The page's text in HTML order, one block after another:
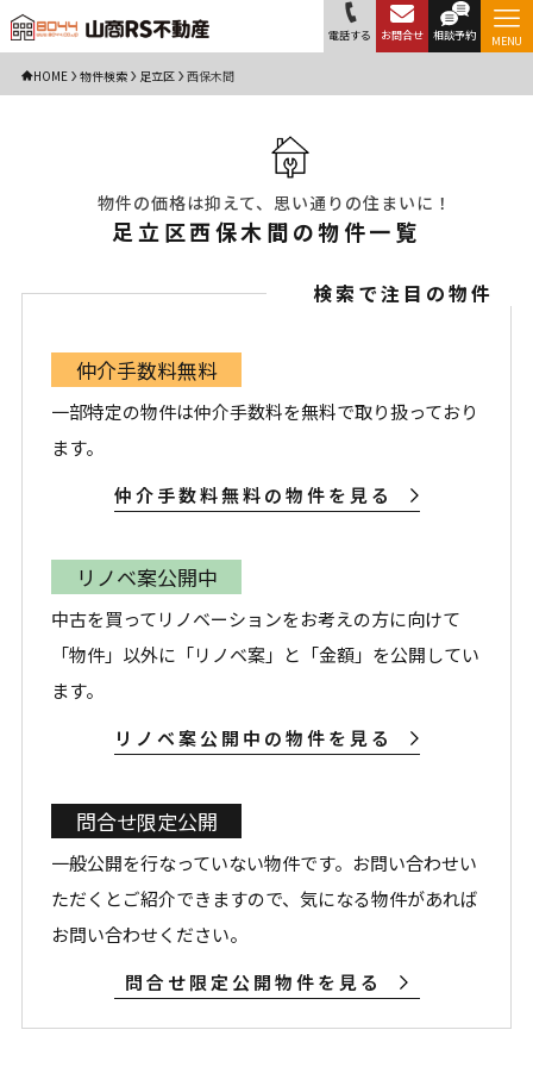
電話する お問合せ 相談予約 MENU
HOME 物件検索 足立区 西保木間
物件の価格は抑えて、思い通りの住まいに！
足立区西保木間の物件一覧
検索で注目の物件
仲介手数料無料
一部特定の物件は仲介手数料を無料で取り扱っており
ます。
仲介手数料無料の物件を見る
リノベ案公開中
中古を買ってリノベーションをお考えの方に向けて
「物件」以外に「リノベ案」と「金額」を公開してい
ます。
リノベ案公開中の物件を見る
問合せ限定公開
一般公開を行なっていない物件です。お問い合わせい
ただくとご紹介できますので、気になる物件があれば
お問い合わせください。
問合せ限定公開物件を見る